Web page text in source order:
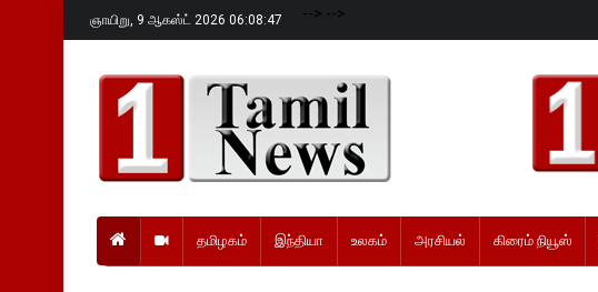
ஞாயிறு, 9 ஆகஸ்ட் 2026 06:08:48 --> -->
தமிழகம் இந்தியா உலகம் அரசியல் கிரைம் நியூஸ்